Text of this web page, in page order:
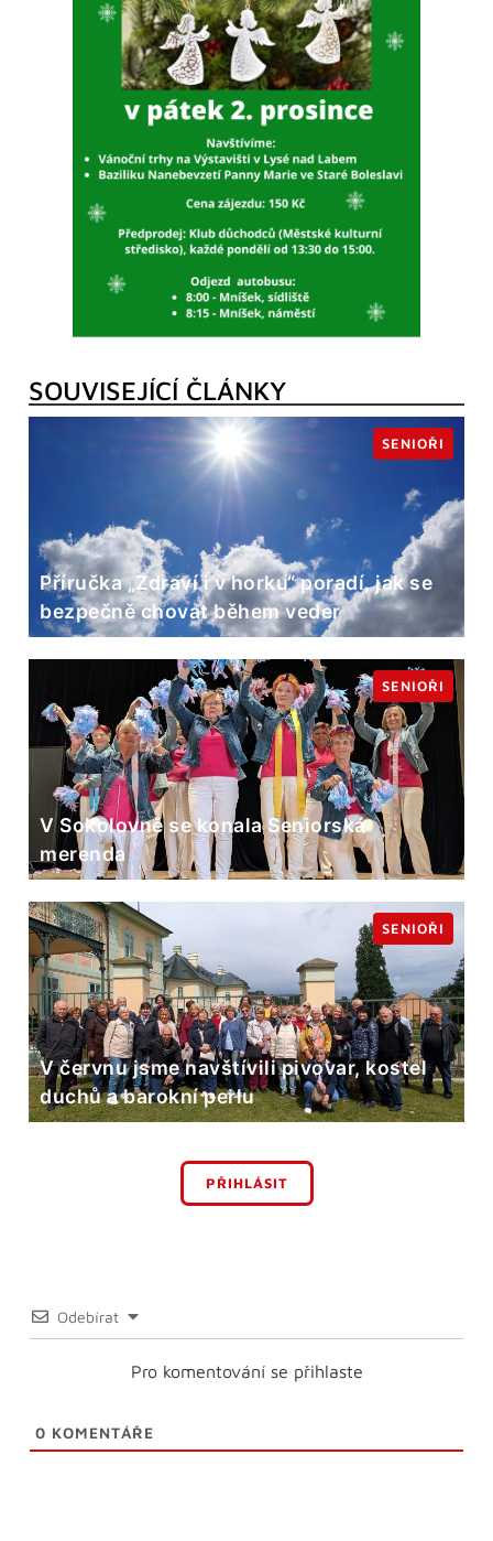
SOUVISEJÍCÍ ČLÁNKY
Příručka „Zdraví i v horku“ poradí, jak se
bezpečně chovat během veder
SENIOŘI
V Sokolovně se konala Seniorská
merenda
SENIOŘI
V červnu jsme navštívili pivovar, kostel
duchů a barokní perlu
SENIOŘI
PŘIHLÁSIT
Odebírat
Pro komentování se přihlaste
0 KOMENTÁŘE